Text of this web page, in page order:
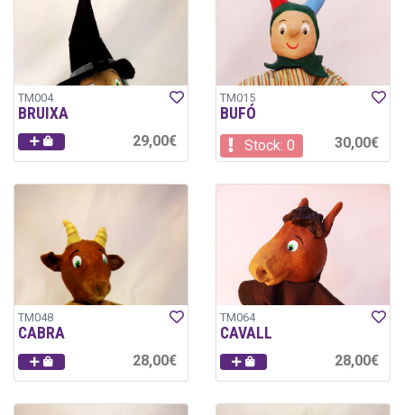
TM004
BRUIXA
29,00€
TM015
BUFÓ
Stock: 0 30,00€
TM048
CABRA
28,00€
TM064
CAVALL
28,00€